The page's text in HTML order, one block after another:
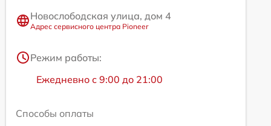
Новослободская улица, дом 4
Адрес сервисного центра Pioneer
Режим работы:
Ежедневно с 9:00 до 21:00
Способы оплаты